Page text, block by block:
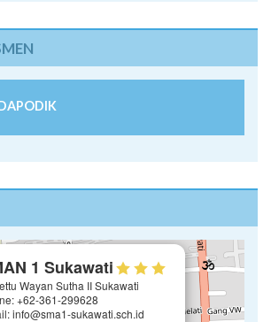
1 Sukawati
Wayan Sutha II Sukawati
+62-361-299628
info@sma1-sukawati.sch.id